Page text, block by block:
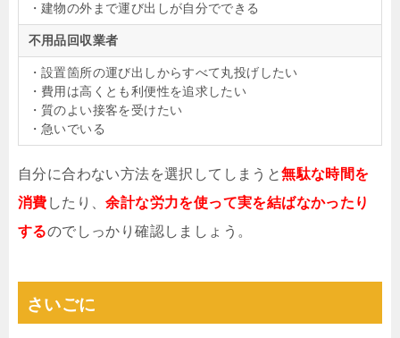
・建物の外まで運び出しが自分でできる
不用品回収業者
・設置箇所の運び出しからすべて丸投げしたい
・費用は高くとも利便性を追求したい
・質のよい接客を受けたい
・急いでいる
自分に合わない方法を選択してしまうと無駄な時間を
消費 したり、余計な労力を使って実を結ばなかったり
するのでしっかり確認しましょう。
さいごに